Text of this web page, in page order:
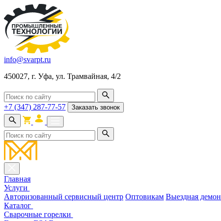
info@svarpt.ru
450027, г. Уфа, ул. Трамвайная, 4/2
+7 (347) 287-77-57 Заказать звонок
Главная
Услуги
Авторизованный сервисный центр Оптовикам Выездная
Каталог
Cварочные горелки